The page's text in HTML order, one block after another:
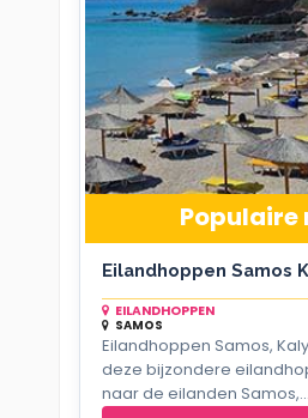
Populaire
Eilandhoppen Samos
EILANDHOPPEN
SAMOS
Eilandhoppen Samos,
deze bijzondere
naar de eilanden Samos,...